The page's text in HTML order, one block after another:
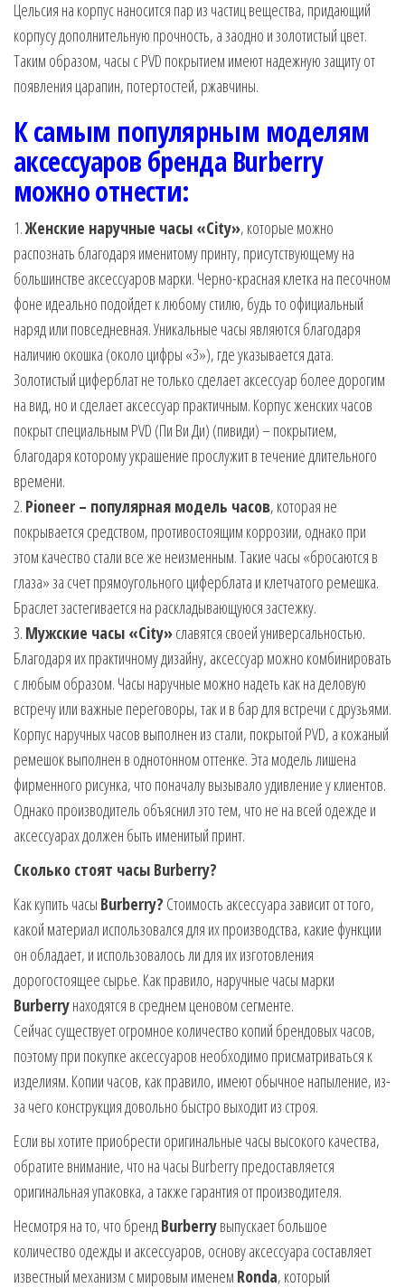
Цельсия на корпус наносится пар из частиц вещества, придающий
корпусу дополнительную прочность, а заодно и золотистый цвет.
Таким образом, часы с PVD покрытием имеют надежную защиту от
появления царапин, потертостей, ржавчины.
К самым популярным моделям
аксессуаров бренда Burberry
можно отнести:
1.Женские наручные часы «City», которые можно
распознать благодаря именитому принту, присутствующему на
большинстве аксессуаров марки. Черно-красная клетка на песочном
фоне идеально подойдет к любому стилю, будь то официальный
наряд или повседневная. Уникальные часы являются благодаря
наличию окошка (около цифры «3»), где указывается дата.
Золотистый циферблат не только сделает аксессуар более дорогим
на вид, но и сделает аксессуар практичным. Корпус женских часов
покрыт специальным PVD (Пи Ви Ди) (пивиди) – покрытием,
благодаря которому украшение прослужит в течение длительного
времени.
2. Pioneer – популярная модель часов, которая не
покрывается средством, противостоящим коррозии, однако при
этом качество стали все же неизменным. Такие часы «бросаются в
глаза» за счет прямоугольного циферблата и клетчатого ремешка.
Браслет застегивается на раскладывающуюся застежку.
3. Мужские часы «City»славятся своей универсальностью.
Благодаря их практичному дизайну, аксессуар можно комбинировать
с любым образом. Часы наручные можно надеть как на деловую
встречу или важные переговоры, так и в бар для встречи с друзьями.
Корпус наручных часов выполнен из стали, покрытой PVD, а кожаный
ремешок выполнен в однотонном оттенке. Эта модель лишена
фирменного рисунка, что поначалу вызывало удивление у клиентов.
Однако производитель объяснил это тем, что не на всей одежде и
аксессуарах должен быть именитый принт.
Сколько стоят часы Burberry?
Как купить часы Burberry? Стоимость аксессуара зависит от того,
какой материал использовался для их производства, какие функции
он обладает, и использовалось ли для их изготовления
дорогостоящее сырье. Как правило, наручные часы марки
Burberryнаходятся в среднем ценовом сегменте.
Сейчас существует огромное количество копий брендовых часов,
поэтому при покупке аксессуаров необходимо присматриваться к
изделиям. Копии часов, как правило, имеют обычное напыление, из-
за чего конструкция довольно быстро выходит из строя.
Если вы хотите приобрести оригинальные часы высокого качества,
обратите внимание, что на часы Burberry предоставляется
оригинальная упаковка, а также гарантия от производителя.
Несмотря на то, что бренд Burberryвыпускает большое
количество одежды и аксессуаров, основу аксессуара составляет
известный механизм с мировым именем Ronda, который